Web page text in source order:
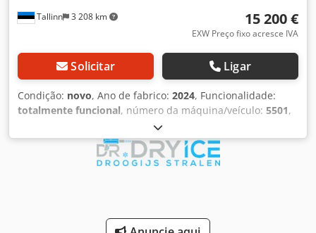
Tallinn 3 208 km 15 200 €
EXW Preço fixo acresce IVA
Solicitar Ligar
Condição: novo, Ano de fabrico: 2024, Funcionalidade:
totalmente funcional, número da máquina/veículo: 5501,
, peso em vazio:
Equipamento novo, nunca utilizado. Modelo Aero 40FP.
Inclui manual original e caixa de peças de reposição.
Conjunto completo de mangueiras e 3 bicos diferentes.
impostos, caso a entrega seja fora da União Europeia.